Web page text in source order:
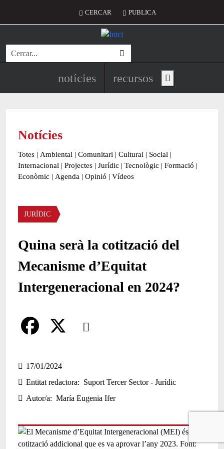
Menú del compte d'usuari
CERCAR PUBLICA
Cerca
Navegació principal de
notícies recursos Show main menu
Notícies
Totes | Ambiental | Comunitari | Cultural | Social |
Internacional | Projectes | Jurídic | Tecnològic | Formació |
Econòmic | Agenda | Opinió | Vídeos
Àmbit de la notícia
JURÍDIC
Quina serà la cotització del
Mecanisme d’Equitat
Intergeneracional en 2024?
Comparteix
a
c
e
o
17/01/2024
Entitat redactora
Suport Tercer Sector - Jurídic
Autor/a
María Eugenia Ifer